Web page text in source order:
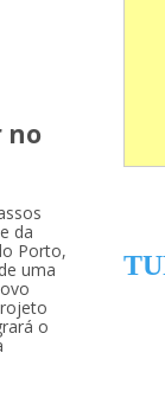
no
da
Porto,
uma
o